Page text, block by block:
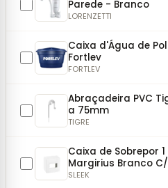
Parede - Branco
LORENZETTI
Caixa d'Água de
Fortlev
FORTLEV
Abraçadeira PVC
a 75mm
TIGRE
Caixa de Sobrepor 1
Margirius Branco
75x75mm
SLEEK